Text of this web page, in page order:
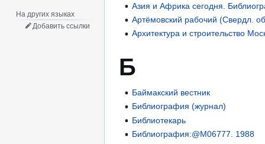
Азия и Африка сегодня.
Артёмовский рабочий (Свердл.
Архитектура и строительство
Б
Баймакский вестник
Библиография (журнал)
Библиотекарь
Библиография:@M06777. 1988
На других языках
Добавить ссылки